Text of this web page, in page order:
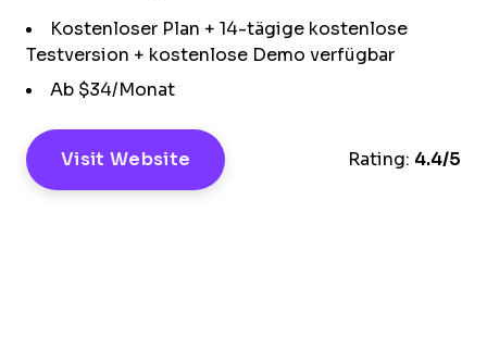
Kostenloser Plan + 14-tägige kostenlose
Testversion + kostenlose Demo verfügbar
Ab $34/Monat
Visit Website Rating: 4.4/5